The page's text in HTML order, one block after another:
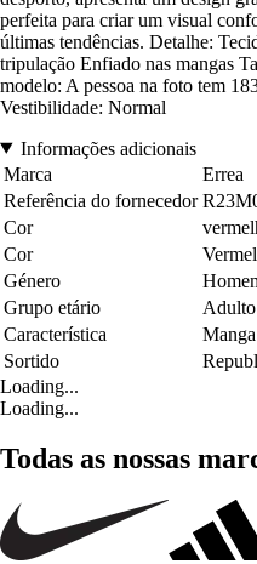
perfeita para criar um visual
últimas tendências. Detalhe:
tripulação Enfiado nas mangas
modelo: A pessoa na foto tem
Vestibilidade: Normal
Informações adicionais
Marca
Errea
Referência do fornecedor
Cor
Cor
Género
Grupo etário
Adulto
Característica
Sortido
Loading...
Loading...
Todas as nossas